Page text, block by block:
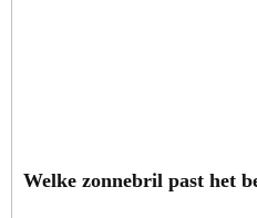
Welke zonnebril past het